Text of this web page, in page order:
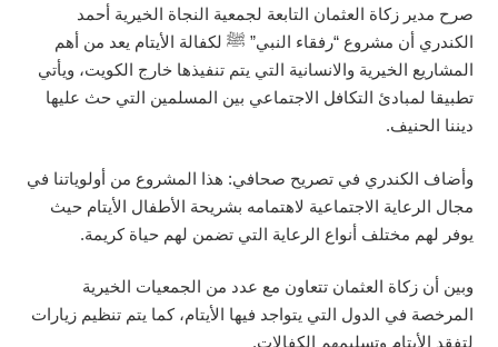
صرح مدير زكاة العثمان التابعة لجمعية النجاة الخيرية أحمد
الكندري أن مشروع “رفقاء النبي” ﷺ لكفالة الأيتام يعد من أهم
المشاريع الخيرية والانسانية التي يتم تنفيذها خارج الكويت، ويأتي
تطبيقا لمبادئ التكافل الاجتماعي بين المسلمين التي حث عليها
ديننا الحنيف.
وأضاف الكندري في تصريح صحافي: هذا المشروع من أولوياتنا في
مجال الرعاية الاجتماعية لاهتمامه بشريحة الأطفال الأيتام حيث
يوفر لهم مختلف أنواع الرعاية التي تضمن لهم حياة كريمة.
وبين أن زكاة العثمان تتعاون مع عدد من الجمعيات الخيرية
المرخصة في الدول التي يتواجد فيها الأيتام، كما يتم تنظيم زيارات
لتفقد الأيتام وتسليمهم الكفالات.